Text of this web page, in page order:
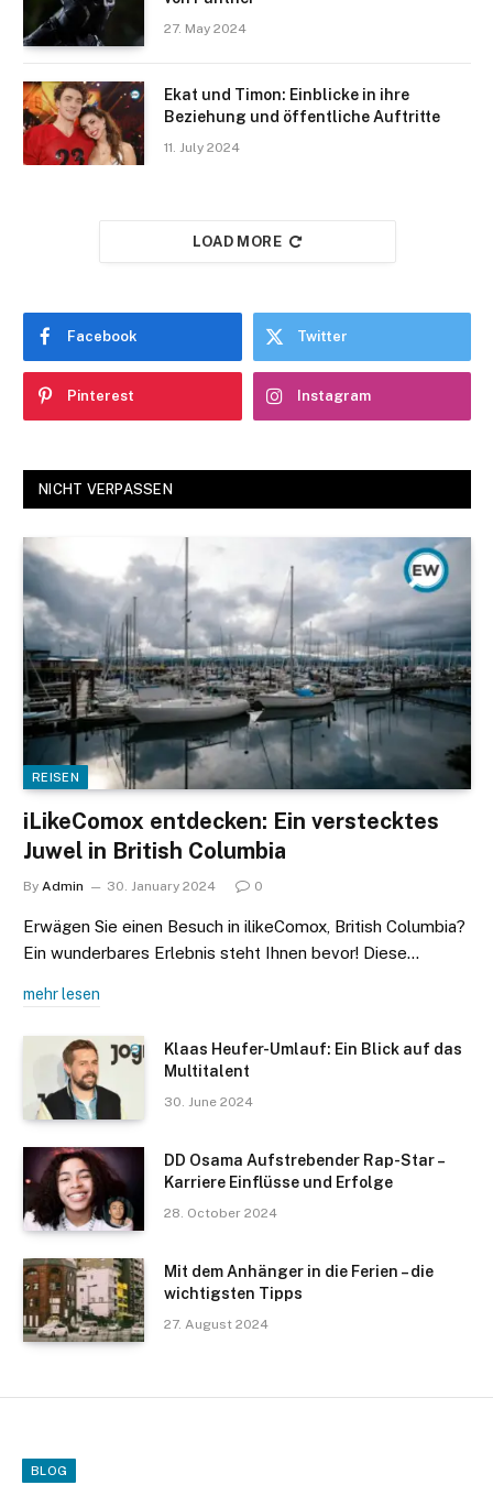
27. May 2024
Ekat und Timon: Einblicke in ihre
Beziehung und öffentliche Auftritte
11. July 2024
LOAD MORE
Facebook Twitter
Pinterest Instagram
NICHT VERPASSEN
REISEN
iLikeComox entdecken: Ein verstecktes
Juwel in British Columbia
By Admin 30. January 2024 0
Erwägen Sie einen Besuch in ilikeComox, British Columbia?
Ein wunderbares Erlebnis steht Ihnen bevor! Diese…
mehr lesen
Klaas Heufer-Umlauf: Ein Blick auf das
Multitalent
30. June 2024
DD Osama Aufstrebender Rap-Star –
Karriere Einflüsse und Erfolge
28. October 2024
Mit dem Anhänger in die Ferien – die
wichtigsten Tipps
27. August 2024
BLOG